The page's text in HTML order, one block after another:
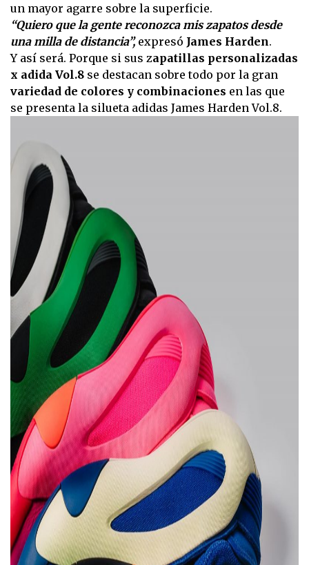
un mayor agarre sobre la superficie.
“Quiero que la gente reconozca mis zapatos desde
una milla de distancia”, expresó James Harden.
Y así será. Porque si sus zapatillas personalizadas
x adida Vol.8 se destacan sobre todo por la gran
variedad de colores y combinaciones en las que
se presenta la silueta adidas James Harden Vol.8.